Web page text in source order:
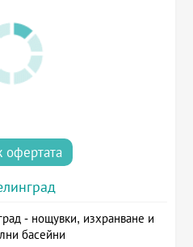
офертата
- нощувки, изхранване и
басейни